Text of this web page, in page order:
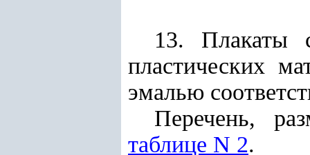
13. Плакаты
пластических
эмалью
Перечень,
таблице N 2.